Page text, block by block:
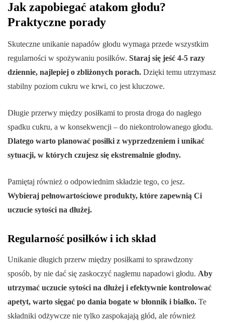
Jak zapobiegać atakom głodu?
Praktyczne porady
Skuteczne unikanie napadów głodu wymaga przede wszystkim
regularności w spożywaniu posiłków. Staraj się jeść 4-5 razy
dziennie, najlepiej o zbliżonych porach. Dzięki temu utrzymasz
stabilny poziom cukru we krwi, co jest kluczowe.
Długie przerwy między posiłkami to prosta droga do nagłego
spadku cukru, a w konsekwencji – do niekontrolowanego głodu.
Dlatego warto planować posiłki z wyprzedzeniem i unikać
sytuacji, w których czujesz się ekstremalnie głodny.
Pamiętaj również o odpowiednim składzie tego, co jesz.
Wybieraj pełnowartościowe produkty, które zapewnią Ci
uczucie sytości na dłużej.
Regularność posiłków i ich skład
Unikanie długich przerw między posiłkami to sprawdzony
sposób, by nie dać się zaskoczyć nagłemu napadowi głodu. Aby
utrzymać uczucie sytości na dłużej i efektywnie kontrolować
apetyt, warto sięgać po dania bogate w błonnik i białko. Te
składniki odżywcze nie tylko zaspokajają głód, ale również